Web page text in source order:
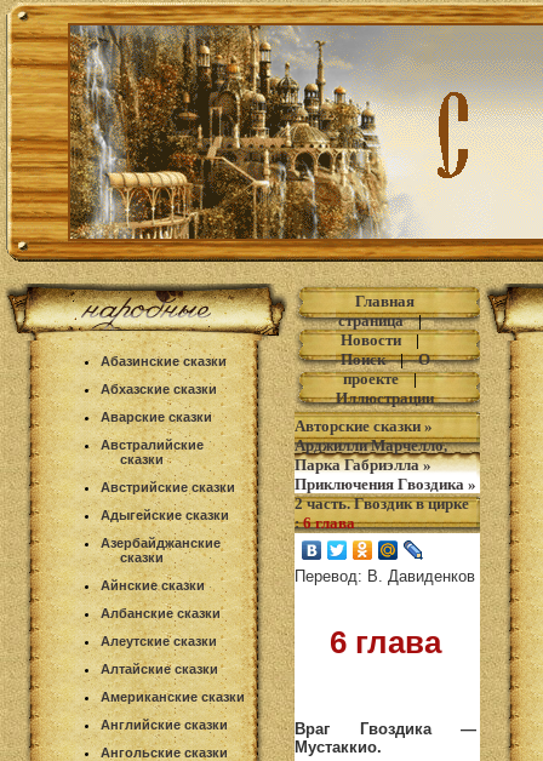
Абазинские сказки
Абхазские сказки
Аварские сказки
Австралийские
сказки
Австрийские сказки
Адыгейские сказки
Азербайджанские
сказки
Айнские сказки
Албанские сказки
Алеутские сказки
Алтайские сказки
Американские сказки
Английские сказки
Ангольские сказки
Главная
страница|
Новости|
Поиск|О
проекте|
Иллюстрации
Авторские сказки »
Арджилли Марчелло,
Парка Габриэлла»
Приключения Гвоздика »
2 часть. Гвоздик в цирке
: 6 глава
Перевод: В. Давиденков
6 глава
Враг Гвоздика —
Мустаккио.